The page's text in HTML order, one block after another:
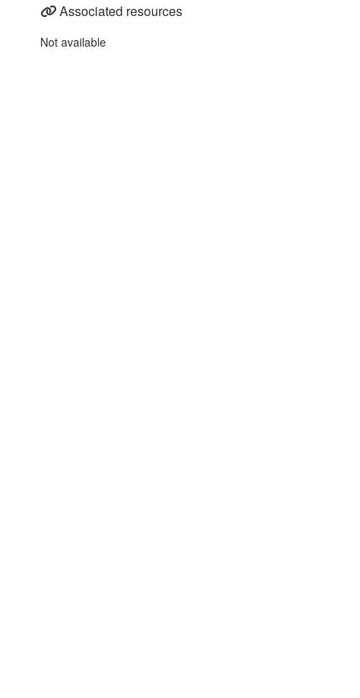
Associated resources
Not available